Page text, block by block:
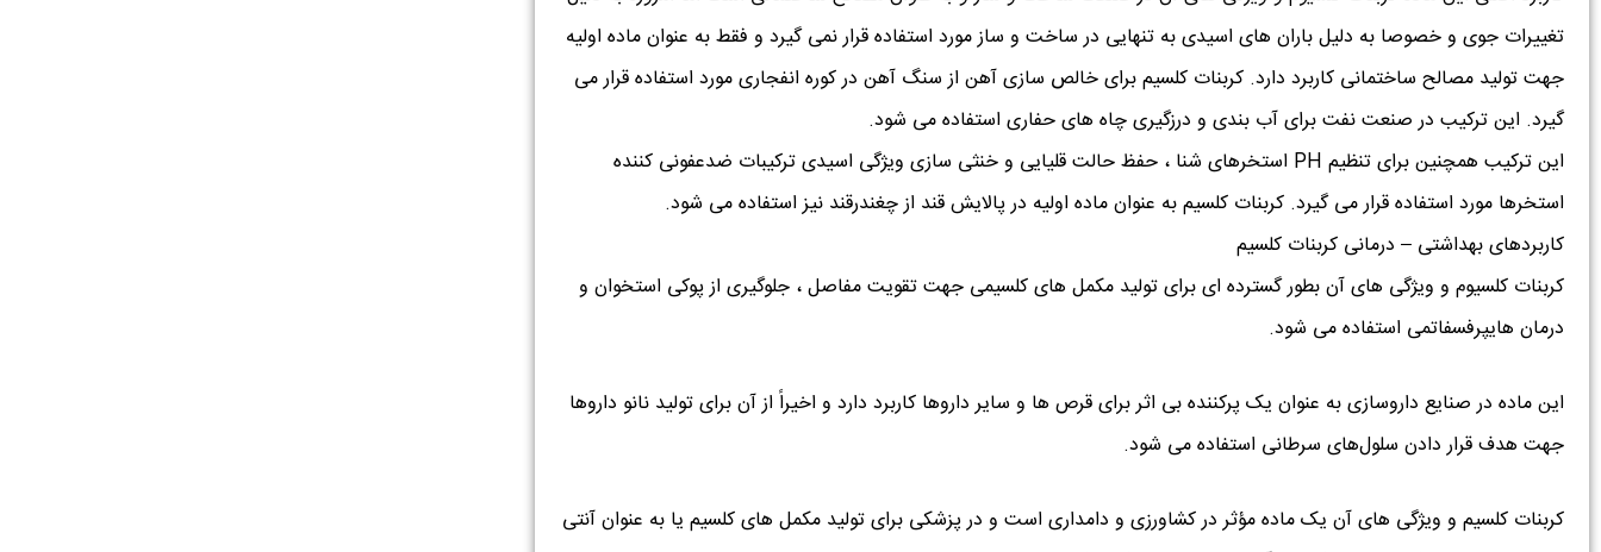
تغییرات جوی و خصوصا به دلیل باران های اسیدی به تنهایی در ساخت و ساز مورد استفاده قرار نمی گیرد و فقط به عنوان ماده اولیه
جهت تولید مصالح ساختمانی کاربرد دارد. کربنات کلسیم برای خالص سازی آهن از سنگ آهن در کوره انفجاری مورد استفاده قرار می
گیرد. این ترکیب در صنعت نفت برای آب بندی و درزگیری چاه های حفاری استفاده می شود.
این ترکیب همچنین برای تنظیم PH استخرهای شنا ، حفظ حالت قلیایی و خنثی سازی ویژگی اسیدی ترکیبات ضدعفونی کننده
استخرها مورد استفاده قرار می گیرد. کربنات کلسیم به عنوان ماده اولیه در پالایش قند از چغندرقند نیز استفاده می شود.
کاربردهای بهداشتی – درمانی کربنات کلسیم
کربنات کلسیوم و ویژگی های آن بطور گسترده ای برای تولید مکمل های کلسیمی جهت تقویت مفاصل ، جلوگیری از پوکی استخوان و
درمان هایپرفسفاتمی استفاده می شود.
این ماده در صنایع داروسازی به عنوان یک پرکننده بی اثر برای قرص ها و سایر داروها کاربرد دارد و اخیراً از آن برای تولید نانو داروها
جهت هدف قرار دادن سلول‌های سرطانی استفاده می شود.
کربنات کلسیم و ویژگی های آن یک ماده مؤثر در کشاورزی و دامداری است و در پزشکی برای تولید مکمل های کلسیم یا به عنوان آنتی